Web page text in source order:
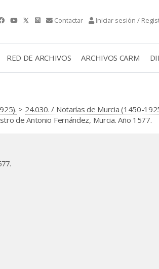
Contactar Iniciar sesión /
RED DE ARCHIVOS ARCHIVOS CARM
> 24.030. / Notarías de Murcia (1450-
de Antonio Fernández, Murcia. Año 1577.